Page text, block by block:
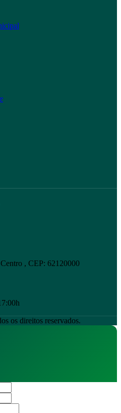
, CEP: 62120000
os direitos reservados.